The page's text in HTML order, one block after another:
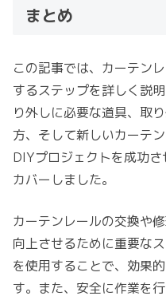
まとめ
この記事では、カーテン
するステップを詳しく説
り外しに必要な道具、取
方、そして新しいカーテ
DIYプロジェクトを成功
カバーしました。
カーテンレールの交換や
向上させるために重要な
を使用することで、効果
す。また、安全に作業を